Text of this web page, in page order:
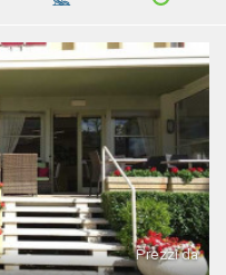
Prezzi da